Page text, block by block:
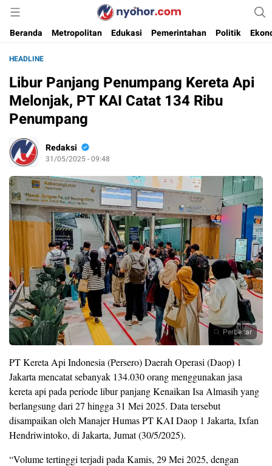
Nyohor.com
Media Informasi Ternyohor
Beranda
Metropolitan Edukasi Pemerintahan Politik
HEADLINE
Libur Panjang Penumpang Kereta Api
Melonjak, PT KAI Catat 134 Ribu
Penumpang
Redaksi
31/05/2025 - 09:48
Perbesar
PT Kereta Api Indonesia (Persero) Daerah Operasi (Daop) 1
Jakarta mencatat sebanyak 134.030 orang menggunakan jasa
kereta api pada periode libur panjang Kenaikan Isa Almasih yang
berlangsung dari 27 hingga 31 Mei 2025. Data tersebut
disampaikan oleh Manajer Humas PT KAI Daop 1 Jakarta, Ixfan
Hendriwintoko, di Jakarta, Jumat (30/5/2025).
“Volume tertinggi terjadi pada Kamis, 29 Mei 2025, dengan